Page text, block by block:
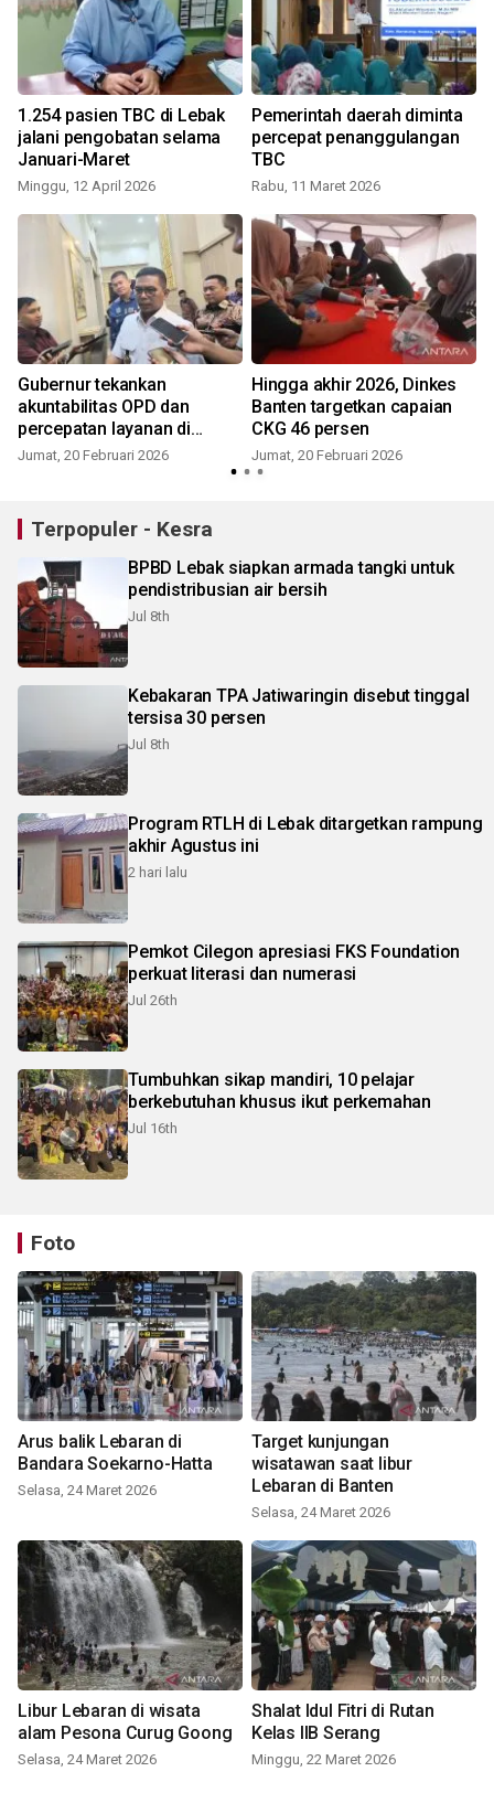
1.254 pasien TBC di Lebak
jalani pengobatan selama
Januari-Maret
Minggu, 12 April 2026
Pemerintah daerah diminta
percepat penanggulangan
TBC
Rabu, 11 Maret 2026
Gubernur tekankan
akuntabilitas OPD dan
percepatan layanan di
Banten
Jumat, 20 Februari 2026
Hingga akhir 2026, Dinkes
Banten targetkan capaian
CKG 46 persen
Jumat, 20 Februari 2026
Terpopuler - Kesra
BPBD Lebak siapkan armada tangki untuk
pendistribusian air bersih
Jul 8th
Kebakaran TPA Jatiwaringin disebut tinggal
tersisa 30 persen
Jul 8th
Program RTLH di Lebak ditargetkan rampung
akhir Agustus ini
2 hari lalu
Pemkot Cilegon apresiasi FKS Foundation
perkuat literasi dan numerasi
Jul 26th
Tumbuhkan sikap mandiri, 10 pelajar
berkebutuhan khusus ikut perkemahan
Jul 16th
Foto
Arus balik Lebaran di
Bandara Soekarno-Hatta
Selasa, 24 Maret 2026
Target kunjungan
wisatawan saat libur
Lebaran di Banten
Selasa, 24 Maret 2026
Libur Lebaran di wisata
alam Pesona Curug Goong
Selasa, 24 Maret 2026
Shalat Idul Fitri di Rutan
Kelas IIB Serang
Minggu, 22 Maret 2026